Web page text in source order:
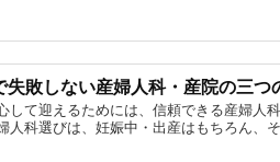
失敗しない産婦人科・産院の三つ
して迎えるためには、信頼できる産婦人
人科選びは、妊娠中・出産はもちろん、